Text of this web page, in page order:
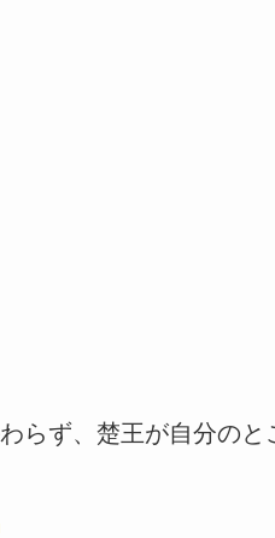
らず、楚王が自分の